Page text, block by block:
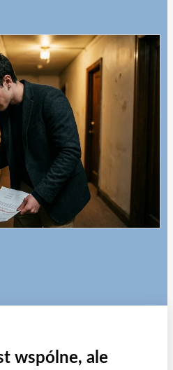
wspólne, ale